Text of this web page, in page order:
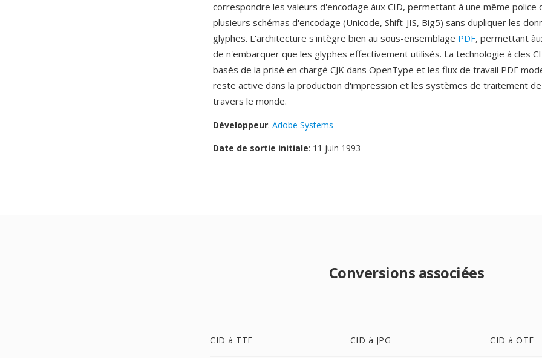
correspondre les valeurs d'encodage àux CID, permettant à une même police
plusieurs schémas d'encodage (Unicode, Shift-JIS, Big5) sans dupliquer les
glyphes. L'architecture s'intègre bien au sous-ensemblage PDF, permettant
de n'embarquer que les glyphes effectivement utilisés. La technologie à cles
basés de la prisé en chargé CJK dans OpenType et les flux de travail PDF
reste active dans la production d'impression et les systèmes de traitement
travers le monde.
Développeur: Adobe Systems
Date de sortie initiale: 11 juin 1993
Conversions associées
CID à TTF CID à JPG CID à OTF